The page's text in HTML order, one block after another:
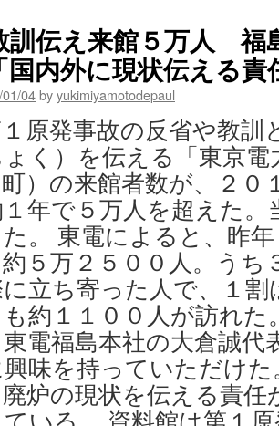
訓伝え来館５万人 福
内外に現状伝える責
04byyukimiyamotodepaul
原発事故の反省や教訓
ょく）を伝える「東京
）の来館者数が、２０
年で５万人を超えた。
。 東電によると、昨
５万２５００人。うち
立ち寄った人で、１
約１１００人が訪れた
電福島本社の大倉誠代
興味を持っていただけ
炉の現状を伝える責